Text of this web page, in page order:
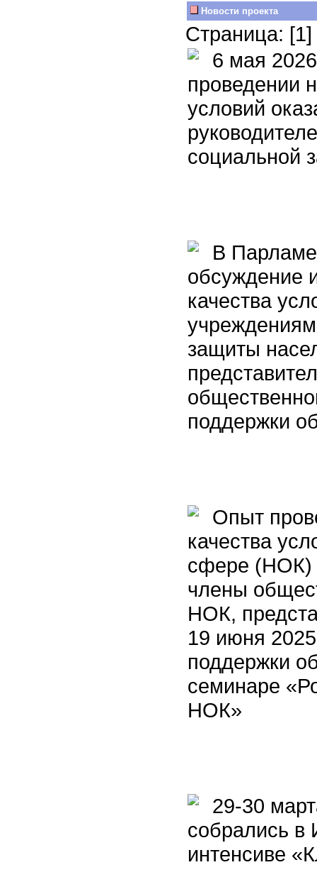
Новости проекта
Страница: [1]
6 мая
проведении
условий
социальной
В
обсуждение
качества
защиты
поддержки
Опыт
качества
сфере (НОК)
члены
НОК,
19 июня
поддержки
семинаре
НОК»
29-30
собрались в
интенсиве